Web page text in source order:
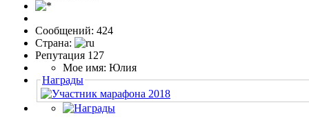
Сообщений: 424
Страна:
Репутация 127
Мое имя: Юлия
Награды